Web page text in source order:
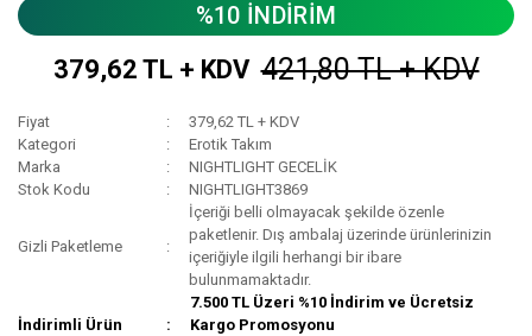
%10 İNDİRİM
379,62 TL + KDV 421,80 TL + KDV
Fiyat
379,62 TL + KDV
Kategori
Erotik Takım
Marka
NIGHTLIGHT GECELİK
Stok Kodu
NIGHTLIGHT3869
Gizli Paketleme
İçeriği belli olmayacak şekilde özenle
paketlenir. Dış ambalaj üzerinde ürünlerinizin
içeriğiyle ilgili herhangi bir ibare
bulunmamaktadır.
İndirimli Ürün
7.500 TL Üzeri %10 İndirim ve Ücretsiz
Kargo Promosyonu